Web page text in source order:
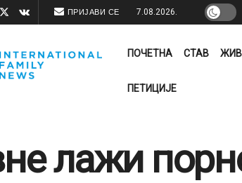
ПРИЈАВИ СЕ 7.08.2026.
ПОЧЕТНА СТАВ
ПЕТИЦИЈЕ
лажи